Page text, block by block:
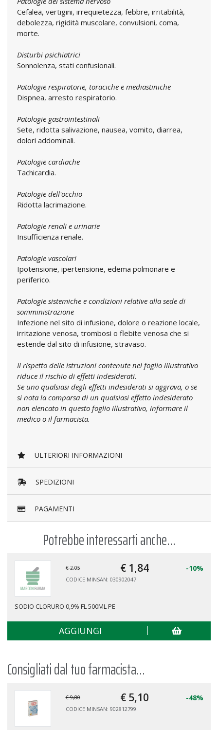
Cefalea, vertigini, irrequietezza, febbre, irritabilità,
debolezza, rigidità muscolare, convulsioni, coma,
morte.
Disturbi psichiatrici
Sonnolenza, stati confusionali.
Patologie respiratorie, toraciche e mediastiniche
Dispnea, arresto respiratorio.
Patologie gastrointestinali
Sete, ridotta salivazione, nausea, vomito, diarrea,
dolori addominali.
Patologie cardiache
Tachicardia.
Patologie dell'occhio
Ridotta lacrimazione.
Patologie renali e urinarie
Insufficienza renale.
Patologie vascolari
Ipotensione, ipertensione, edema polmonare e
periferico.
Patologie sistemiche e condizioni relative alla sede di
somministrazione
Infezione nel sito di infusione, dolore o reazione locale,
irritazione venosa, trombosi o flebite venosa che si
estende dal sito di infusione, stravaso.
Il rispetto delle istruzioni contenute nel foglio illustrativo
riduce il rischio di effetti indesiderati.
Se uno qualsiasi degli effetti indesiderati si aggrava, o se
si nota la comparsa di un qualsiasi effetto indesiderato
non elencato in questo foglio illustrativo, informare il
medico o il farmacista.
ULTERIORI INFORMAZIONI
SPEDIZIONI
PAGAMENTI
Potrebbe interessarti anche...
€ 2,05 € 1,84 -10%
CODICE MINSAN: 030902047
SODIO CLORURO 0,9% FL 500ML PE
AGGIUNGI
Consigliati dal tuo farmacista...
€ 9,80 € 5,10 -48%
CODICE MINSAN: 902812799